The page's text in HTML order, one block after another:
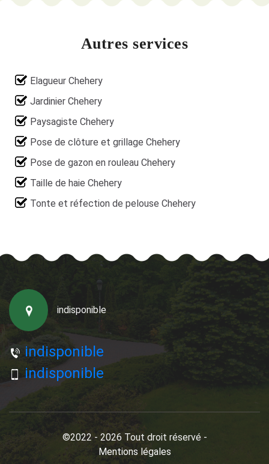
Autres services
Elagueur Chehery
Jardinier Chehery
Paysagiste Chehery
Pose de clôture et grillage Chehery
Pose de gazon en rouleau Chehery
Taille de haie Chehery
Tonte et réfection de pelouse Chehery
indisponible
indisponible
indisponible
©2022 - 2026 Tout droit réservé -
Mentions légales